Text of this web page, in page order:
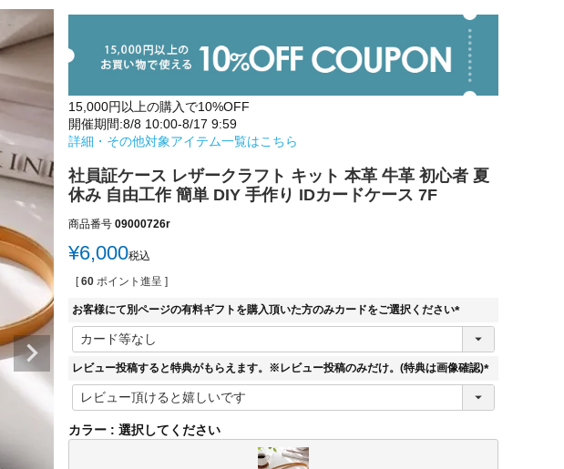
15,000円以上の購入で10%OFF
開催期間:8/8 10:00-8/17 9:59
詳細・その他対象アイテム一覧はこちら
社員証ケース レザークラフト キット 本革 牛革 初心者 夏
休み 自由工作 簡単 DIY 手作り IDカードケース 7F
商品番号 09000726r
¥6,000税込
[ 60 ポイント進呈 ]
お客様にて別ページの有料ギフトを購入頂いた方のみカードをご選択ください
(
須
レビュー投稿すると特典がもらえます。※レビュー投稿のみだけ。(特典は画像確認)
(
)
カラー 選択してください